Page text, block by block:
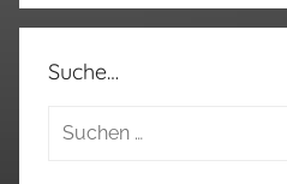
Suche…
Suchen